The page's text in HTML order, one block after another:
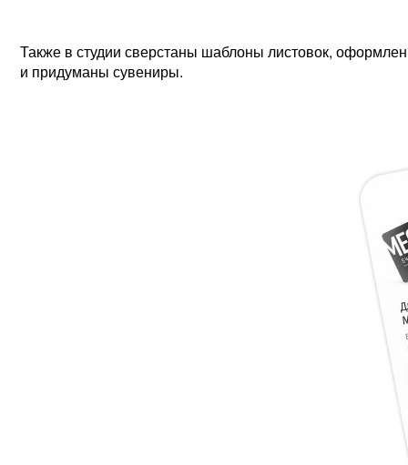
Также в студии сверстаны шаблоны листовок,
и придуманы сувениры.